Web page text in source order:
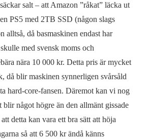
salt – att Amazon ”råkat” läcka ut
PS5 med 2TB SSD (någon slags
alltså, då basmaskinen endast har
med svensk moms och
nära 10 000 kr. Detta pris är mycket
då blir maskinen synnerligen svårsåld
hard-core-fansen. Däremot kan vi nog
blir något högre än den allmänt gissade
detta kan vara ett bra sätt att höja
så att 6 500 kr ändå känns